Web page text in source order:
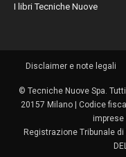
I libri Tecniche Nuove
Disclaimer e note legali
© Tecniche Nuove Spa.
20157 Milano | Codice
imprese
Registrazione Tribunale di